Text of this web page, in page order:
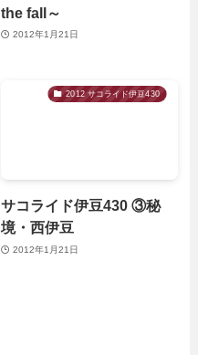
the fall～
2012年1月21日
2012 サコライド伊豆430
サコライド伊豆430 ③秘
境・西伊豆
2012年1月21日